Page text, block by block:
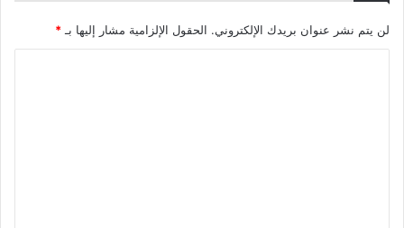
لن يتم نشر عنوان بريدك الإلكتروني. الحقول الإلزامية مشار إليها بـ *